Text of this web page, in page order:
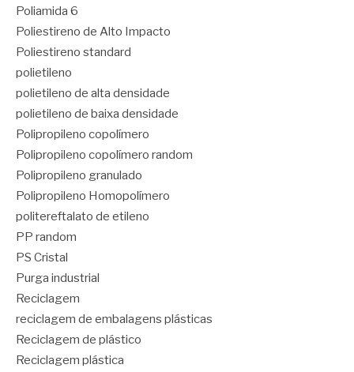
Poliamida 6
Poliestireno de Alto Impacto
Poliestireno standard
polietileno
polietileno de alta densidade
polietileno de baixa densidade
Polipropileno copolímero
Polipropileno copolímero random
Polipropileno granulado
Polipropileno Homopolímero
politereftalato de etileno
PP random
PS Cristal
Purga industrial
Reciclagem
reciclagem de embalagens plásticas
Reciclagem de plástico
Reciclagem plástica